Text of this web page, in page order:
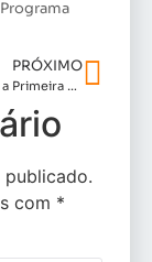
PRÓXIMO
Curitiba Ganha a Primeira Roda de Funk Oficial com Projeto Inédito: Four 1 One!
publicado.
com *